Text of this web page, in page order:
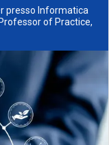
presso Informatica
of Practice,